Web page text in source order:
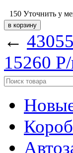
150 Уточнить у
←
15260